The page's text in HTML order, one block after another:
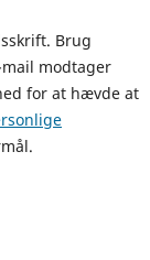
Brug
modtager
for at hævde at